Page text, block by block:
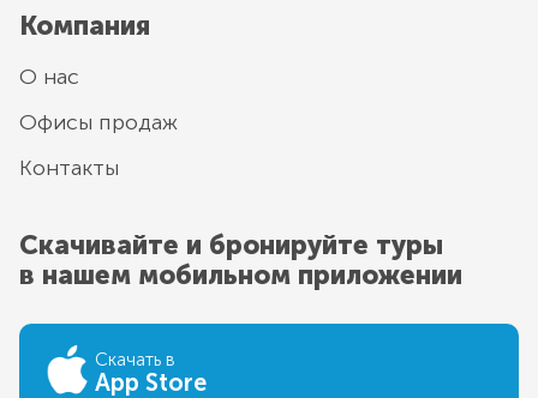
Компания
О нас
Офисы продаж
Контакты
Скачивайте и бронируйте туры
в нашем мобильном приложении
Скачать в
App Store